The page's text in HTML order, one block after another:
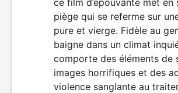
ce film d’épouvante met en
piège qui se referme sur
pure et vierge. Fidèle au
baigne dans un climat
comporte des éléments de
images horrifiques et des
violence sanglante au